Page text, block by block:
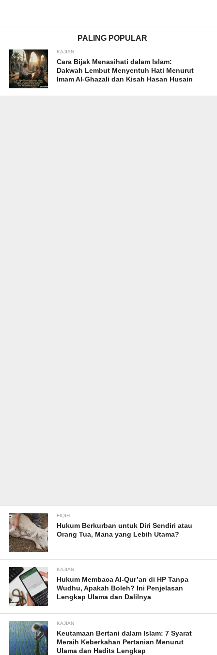
PALING POPULAR
KAJIAN
Cara Bijak Menasihati dalam Islam:
Dakwah Lembut Menyentuh Hati Menurut
Imam Al-Ghazali dan Kisah Hasan Husain
FIQIH
Hukum Berkurban untuk Diri Sendiri atau
Orang Tua, Mana yang Lebih Utama?
KAJIAN
Hukum Membaca Al-Qur’an di HP Tanpa
Wudhu, Apakah Boleh? Ini Penjelasan
Lengkap Ulama dan Dalilnya
KAJIAN
Keutamaan Bertani dalam Islam: 7 Syarat
Meraih Keberkahan Pertanian Menurut
Ulama dan Hadits Lengkap